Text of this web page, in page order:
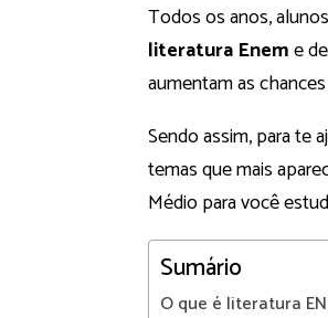
Todos os anos,
literatura Eneme
aumentam as
Sendo assim, para te
temas que mais
Médio para você
Sumário
O que é literatura